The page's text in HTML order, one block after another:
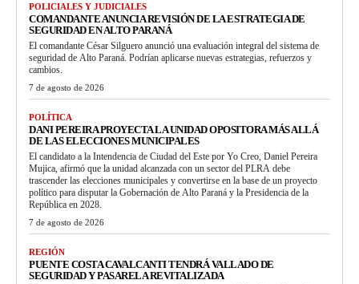
POLICIALES Y JUDICIALES
COMANDANTE ANUNCIA REVISIÓN DE LA ESTRATEGIA DE
SEGURIDAD EN ALTO PARANÁ
El comandante César Silguero anunció una evaluación integral del sistema de
seguridad de Alto Paraná. Podrían aplicarse nuevas estrategias, refuerzos y
cambios.
7 de agosto de 2026
POLÍTICA
DANI PEREIRA PROYECTA LA UNIDAD OPOSITORA MÁS ALLÁ
DE LAS ELECCIONES MUNICIPALES
El candidato a la Intendencia de Ciudad del Este por Yo Creo, Daniel Pereira
Mujica, afirmó que la unidad alcanzada con un sector del PLRA debe
trascender las elecciones municipales y convertirse en la base de un proyecto
político para disputar la Gobernación de Alto Paraná y la Presidencia de la
República en 2028.
7 de agosto de 2026
REGIÓN
PUENTE COSTA CAVALCANTI TENDRÁ VALLADO DE
SEGURIDAD Y PASARELA REVITALIZADA